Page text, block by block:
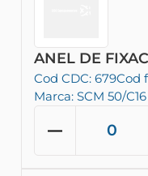
ANEL DE
Cod CDC: 679Cod
Marca: SCM 50/